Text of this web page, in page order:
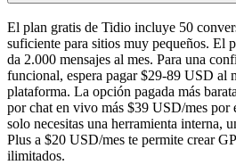
El plan gratis de Tidio incluye 50
suficiente para sitios muy pequeños. El
da 2.000 mensajes al mes. Para una
funcional, espera pagar $29-89 USD al
plataforma. La opción pagada más
por chat en vivo más $39 USD/mes
solo necesitas una herramienta interna,
Plus a $20 USD/mes te permite crear
ilimitados.